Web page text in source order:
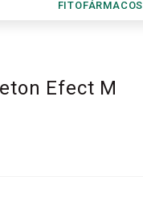
FITOFÁRMACOS
Efect M